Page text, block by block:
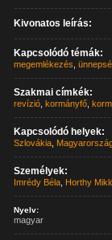
Kivonatos leírás:
Kapcsolódó témák:
megemlékezés ,
Szakmai címkék:
revízió ,kormányfő ,
Kapcsolódó helyek:
Szlovákia
Személyek:
Imrédy Béla Horthy
Nyelv:
magyar